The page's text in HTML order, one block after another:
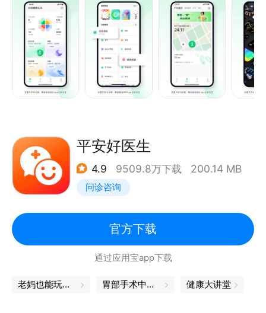
---
► 丰富的表盘
各类配色、各类风格都能完美搭配你的手表。
► 同步运动记录和分享
► “ 快乐运动，健康生活”
运动与健康完美结合。手机与手表一键连接，同步数据
健康数据，多平台同步使用。实时追踪数据，精准记录
运动情况。分析身体状况，给出科学的健康指导意见。
动变得轻松愉快！
全新改版升级，我们的 App 将为您带来全新的使用体
验，更好地帮助您实现健身目标！
平安好医生
4.9 9509.8万下载 200.14 MB
问诊咨询
官方下载
通过应用宝app下载
老妈也能玩转的宝藏APP 胃部手术中文版 健康大讲堂